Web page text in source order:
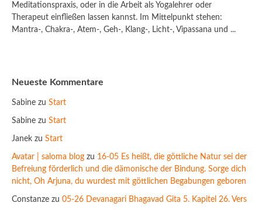
Meditationspraxis, oder in die Arbeit als Yogalehrer oder
Therapeut einfließen lassen kannst. Im Mittelpunkt stehen:
Mantra-, Chakra-, Atem-, Geh-, Klang-, Licht-, Vipassana und ...
Neueste Kommentare
Sabine zu Start
Sabine zu Start
Janek zu Start
Avatar | saloma blog zu 16-05 Es heißt, die göttliche Natur sei der
Befreiung förderlich und die dämonische der Bindung. Sorge dich
nicht, Oh Arjuna, du wurdest mit göttlichen Begabungen geboren
Constanze zu 05-26 Devanagari Bhagavad Gita 5. Kapitel 26. Vers